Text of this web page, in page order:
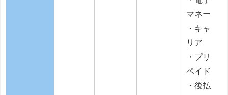
マネー
・キャ
リア
・プリ
ペイド
・後払